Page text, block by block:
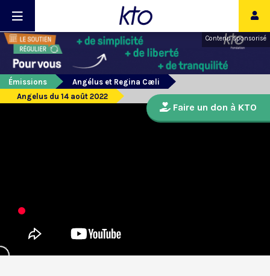
Contenu sponsorisé
Émissions
Angélus et Regina Cæli
Angelus du 14 août 2022
Faire un don à KTO